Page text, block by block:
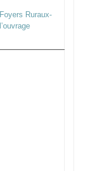
Foyers Ruraux-
l’ouvrage